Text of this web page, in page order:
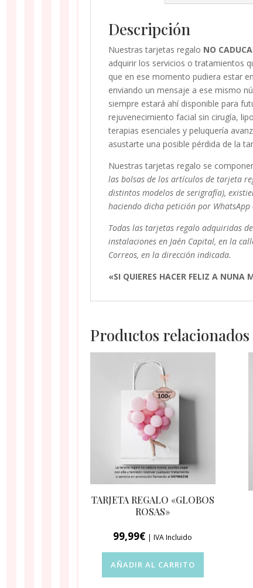
Descripción
Nuestras tarjetas regalo NO
adquirir los servicios o tratamientos
que en ese momento pudiera estar
enviando un mensaje a ese mismo
siempre estará ahí disponible para
rejuvenecimiento facial sin cirugía,
terapias esenciales y peluquería
asustarte una posible pérdida de la
Nuestras tarjetas regalo se
las bolsas de los artículos de tarjeta
distintos modelos de serigrafía),
haciendo dicha petición por
Todas las tarjetas regalo adquiridas
instalaciones en Jaén Capital, en la
Correos, en la dirección indicada.
«SI QUIERES HACER FELIZ A NUNA
Productos relacionados
TARJETA REGALO «GLOBOS
ROSAS»
99,99€ | IVA Incluido
AÑADIR AL CARRITO